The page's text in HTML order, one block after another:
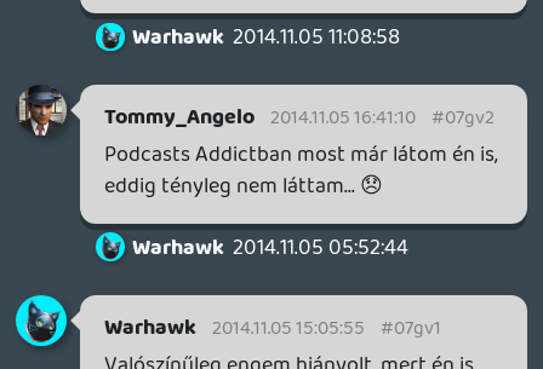
(Az már egy érdekesebb kérdés, hogy
mennyivel járult / járul hozzá az esetleges
sikerességéhez az, hogy címlapon
mutatták be / hűltek el tőle látványosan
egy rakás helyen.)
Ghz 2014.11.05 13:52:39
Ghz 2014.11.05 14:24:01 #07gv0
Nem, nem lehet elvonatkoztatni mert szep
es jo itt a hosszas eszmefuttatasod de
akkor, hogy a vitat rovidre zarjuk mondjal
nekem legyszives egy okot arra amivel
rektifalni lehet artatlan emberek